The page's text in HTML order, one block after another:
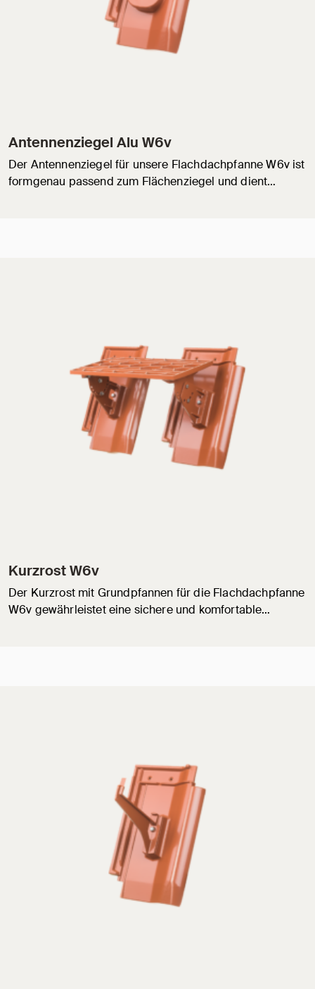
Antennenziegel Alu W6v
Der Antennenziegel für unsere Flachdachpfanne W6v ist
formgenau passend zum Flächenziegel und dient…
Kurzrost W6v
Der Kurzrost mit Grundpfannen für die Flachdachpfanne
W6v gewährleistet eine sichere und komfortable…